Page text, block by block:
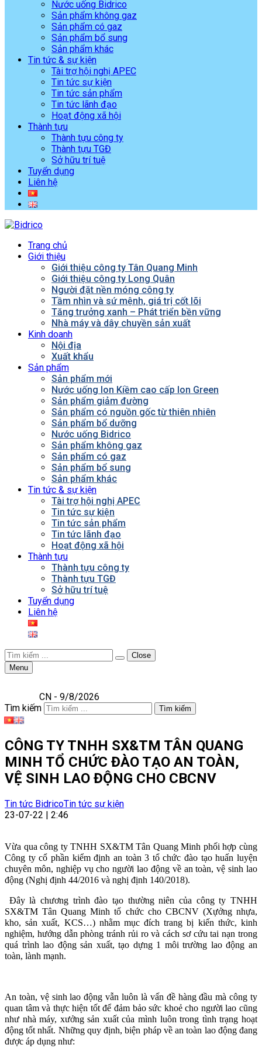
Nước uống Bidrico
Sản phẩm không gaz
Sản phẩm có gaz
Sản phẩm bổ sung
Sản phẩm khác
Tin tức & sự kiện
Tài trợ hội nghị APEC
Tin tức sự kiện
Tin tức sản phẩm
Tin tức lãnh đạo
Hoạt động xã hội
Thành tựu
Thành tựu công ty
Thành tựu TGĐ
Sở hữu trí tuệ
Tuyển dụng
Liên hệ
Trang chủ
Giới thiệu
Giới thiệu công ty Tân Quang Minh
Giới thiệu công ty Long Quân
Người đặt nền móng công ty
Tầm nhìn và sứ mệnh, giá trị cốt lõi
Tăng trưởng xanh – Phát triển bền vững
Nhà máy và dây chuyền sản xuất
Kinh doanh
Nội địa
Xuất khẩu
Sản phẩm
Sản phẩm mới
Nước uống Ion Kiềm cao cấp Ion Green
Sản phẩm giảm đường
Sản phẩm có nguồn gốc từ thiên nhiên
Sản phẩm bổ dưỡng
Nước uống Bidrico
Sản phẩm không gaz
Sản phẩm có gaz
Sản phẩm bổ sung
Sản phẩm khác
Tin tức & sự kiện
Tài trợ hội nghị APEC
Tin tức sự kiện
Tin tức sản phẩm
Tin tức lãnh đạo
Hoạt động xã hội
Thành tựu
Thành tựu công ty
Thành tựu TGĐ
Sở hữu trí tuệ
Tuyển dụng
Liên hệ
Close
Menu
CN - 9/8/2026
Tìm kiếm
Tìm kiếm
CÔNG TY TNHH SX&TM TÂN QUANG
MINH TỔ CHỨC ĐÀO TẠO AN TOÀN,
VỆ SINH LAO ĐỘNG CHO CBCNV
Tin tức BidricoTin tức sự kiện
23-07-22 | 2:46
Vừa qua công ty TNHH SX&TM Tân Quang Minh phối hợp cùng
Công ty cổ phần kiểm định an toàn 3 tổ chức đào tạo huấn luyện
chuyên môn, nghiệp vụ cho người lao động về an toàn, vệ sinh lao
động (Nghị định 44/2016 và nghị định 140/2018).
Đây là chương trình đào tạo thường niên của công ty TNHH
SX&TM Tân Quang Minh tổ chức cho CBCNV (Xựởng nhựa,
kho, sản xuất, KCS…) nhằm mục đích trang bị kiến thức, kinh
nghiệm, hướng dẫn phòng tránh rủi ro và cách sơ cứu tai nạn trong
quá trình lao động sản xuất, tạo dựng 1 môi trường lao động an
toàn, lành mạnh.
An toàn, vệ sinh lao động vẫn luôn là vấn đề hàng đầu mà công ty
quan tâm và thực hiện tốt để đảm bảo sức khoẻ cho người lao cũng
như nhà máy, xưởng sản xuất của mình luôn trong tình trạng hoạt
động tốt nhất. Những quy định, biện pháp về an toàn lao động đang
được áp dụng như: